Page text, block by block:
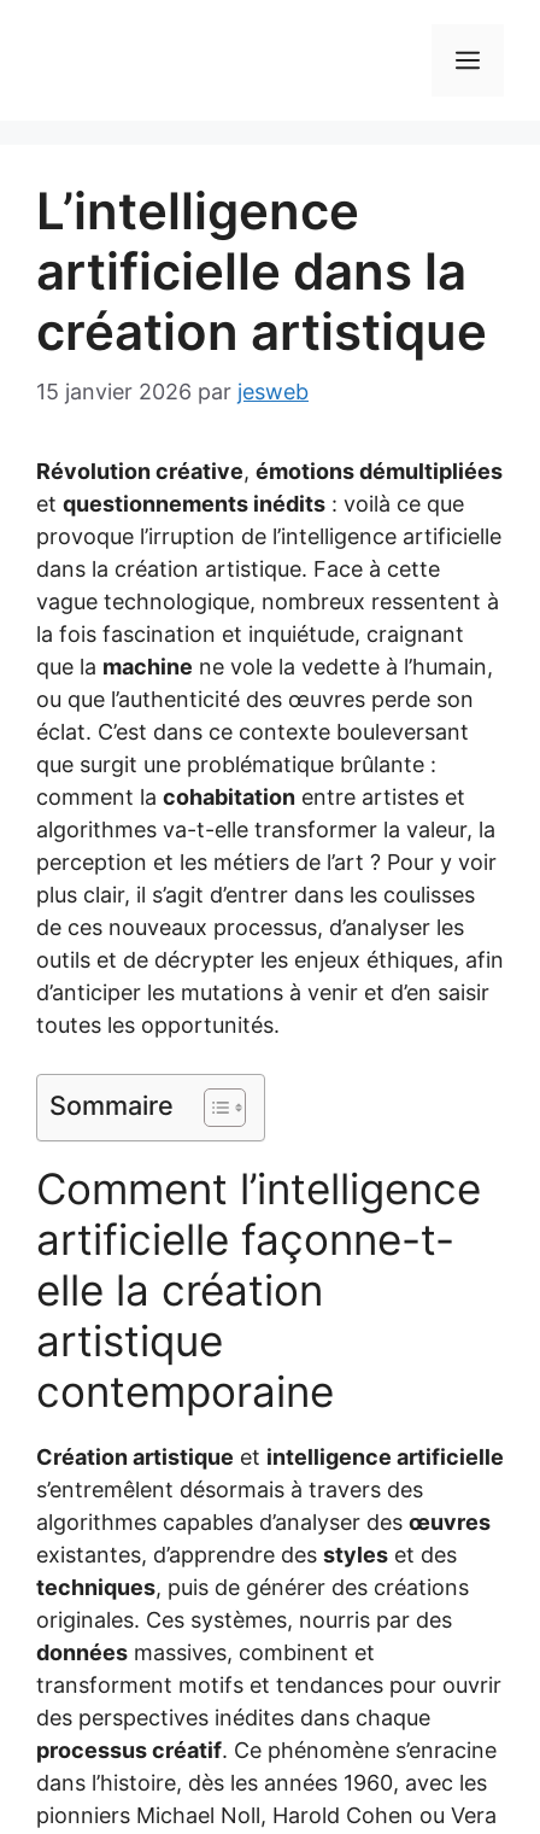
L’intelligence
artificielle dans la
création artistique
15 janvier 2026 par jesweb
Révolution créative, émotions démultipliées
et questionnements inédits : voilà ce que
provoque l’irruption de l’intelligence artificielle
dans la création artistique. Face à cette
vague technologique, nombreux ressentent à
la fois fascination et inquiétude, craignant
que la machine ne vole la vedette à l’humain,
ou que l’authenticité des œuvres perde son
éclat. C’est dans ce contexte bouleversant
que surgit une problématique brûlante :
comment la cohabitation entre artistes et
algorithmes va-t-elle transformer la valeur, la
perception et les métiers de l’art ? Pour y voir
plus clair, il s’agit d’entrer dans les coulisses
de ces nouveaux processus, d’analyser les
outils et de décrypter les enjeux éthiques, afin
d’anticiper les mutations à venir et d’en saisir
toutes les opportunités.
Sommaire
Comment l’intelligence
artificielle façonne-t-
elle la création
artistique
contemporaine
Création artistique et intelligence artificielle
s’entremêlent désormais à travers des
algorithmes capables d’analyser des œuvres
existantes, d’apprendre des styles et des
techniques, puis de générer des créations
originales. Ces systèmes, nourris par des
données massives, combinent et
transforment motifs et tendances pour ouvrir
des perspectives inédites dans chaque
processus créatif. Ce phénomène s’enracine
dans l’histoire, dès les années 1960, avec les
pionniers Michael Noll, Harold Cohen ou Vera